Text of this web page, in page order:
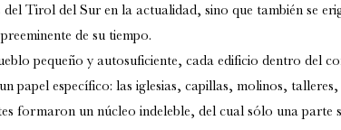
Tirol del Sur en la actualidad, sino que también se
de su tiempo.
pequeño y autosuficiente, cada edificio dentro del
papel específico: las iglesias, capillas, molinos,
formaron un núcleo indeleble, del cual sólo una parte